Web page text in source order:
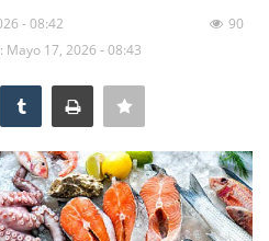
- 08:42
Mayo 17, 2026 - 08:43
90